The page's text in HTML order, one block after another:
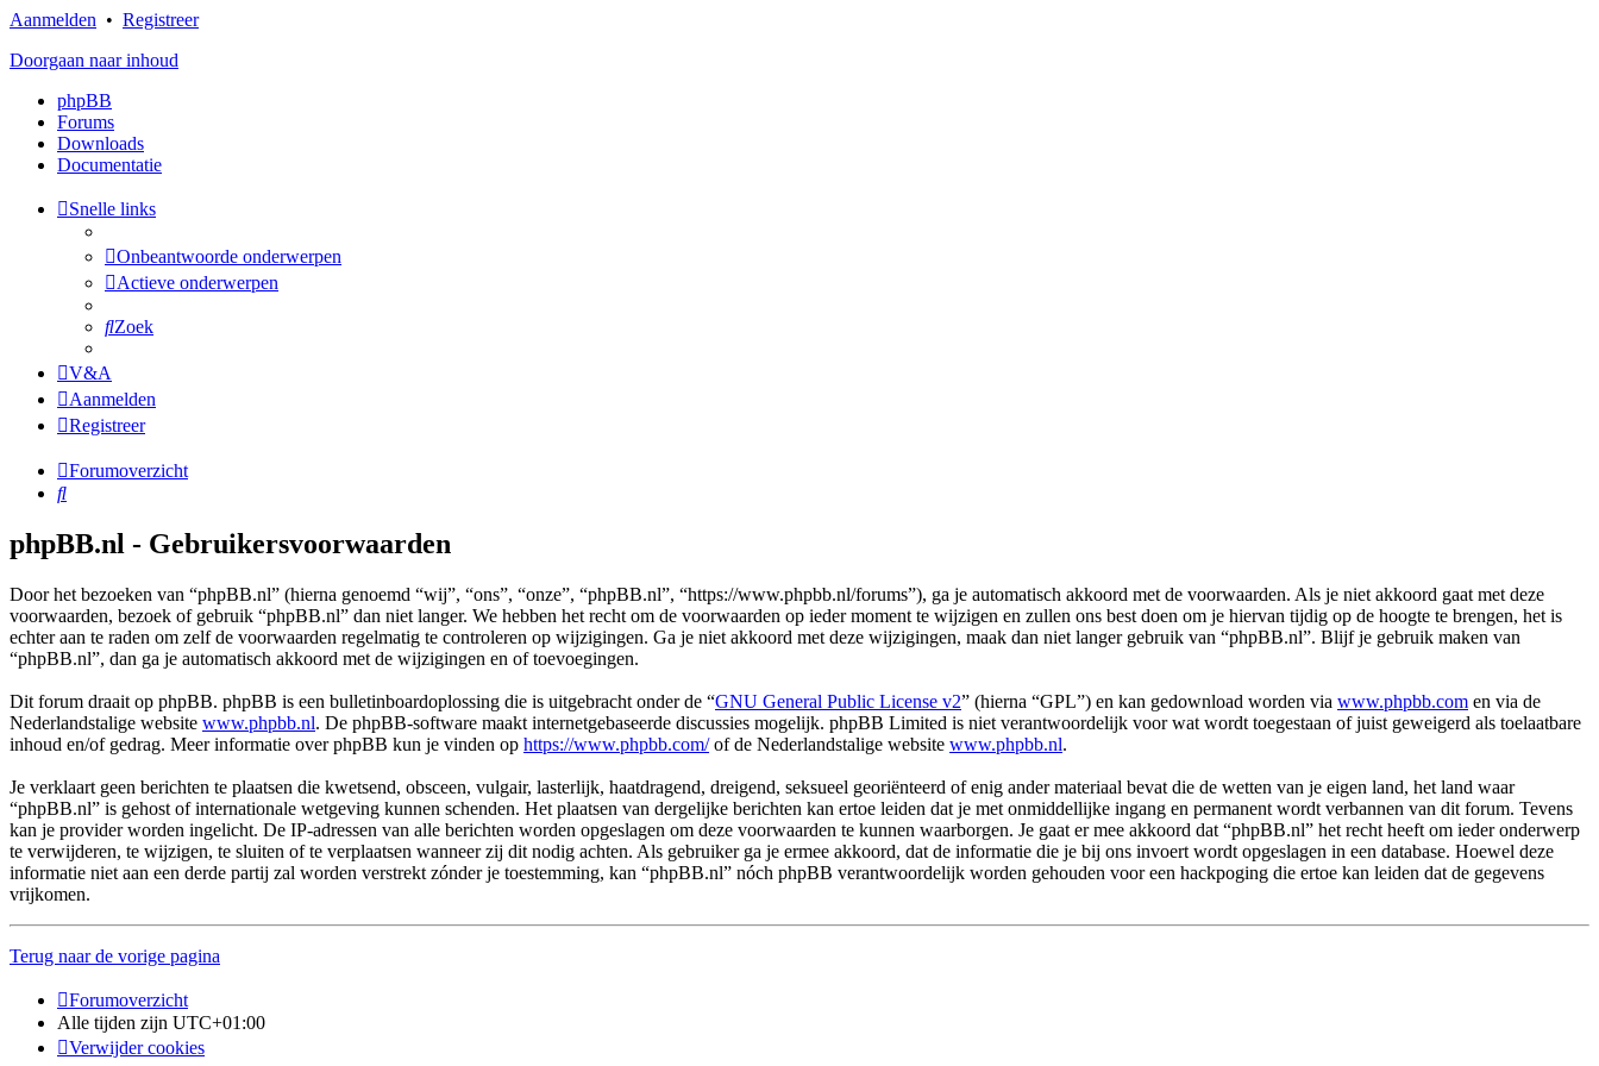
Aanmelden • Registreer
Doorgaan naar inhoud
phpBB
Forums
Downloads
Documentatie
Snelle links
Onbeantwoorde onderwerpen
Actieve onderwerpen
Zoek
V&A
Aanmelden
Registreer
Forumoverzicht
Zoek
phpBB.nl - Gebruikersvoorwaarden
Door het bezoeken van “phpBB.nl” (hierna genoemd “wij”, “ons”, “onze”, “phpBB.nl”, “https://www.phpbb.nl/forums”), ga je automatisch akkoord met de voorwaarden. Als je niet akkoord gaat met deze
voorwaarden, bezoek of gebruik “phpBB.nl” dan niet langer. We hebben het recht om de voorwaarden op ieder moment te wijzigen en zullen ons best doen om je hiervan tijdig op de hoogte te brengen, het is
echter aan te raden om zelf de voorwaarden regelmatig te controleren op wijzigingen. Ga je niet akkoord met deze wijzigingen, maak dan niet langer gebruik van “phpBB.nl”. Blijf je gebruik maken van
“phpBB.nl”, dan ga je automatisch akkoord met de wijzigingen en of toevoegingen.
Dit forum draait op phpBB. phpBB is een bulletinboardoplossing die is uitgebracht onder de “GNU General Public License v2” (hierna “GPL”) en kan gedownload worden via www.phpbb.com en via de
Nederlandstalige website www.phpbb.nl. De phpBB-software maakt internetgebaseerde discussies mogelijk. phpBB Limited is niet verantwoordelijk voor wat wordt toegestaan of juist geweigerd als toelaatbare
inhoud en/of gedrag. Meer informatie over phpBB kun je vinden op https://www.phpbb.com/of de Nederlandstalige website www.phpbb.nl.
Je verklaart geen berichten te plaatsen die kwetsend, obsceen, vulgair, lasterlijk, haatdragend, dreigend, seksueel georiënteerd of enig ander materiaal bevat die de wetten van je eigen land, het land waar
“phpBB.nl” is gehost of internationale wetgeving kunnen schenden. Het plaatsen van dergelijke berichten kan ertoe leiden dat je met onmiddellijke ingang en permanent wordt verbannen van dit forum. Tevens
kan je provider worden ingelicht. De IP-adressen van alle berichten worden opgeslagen om deze voorwaarden te kunnen waarborgen. Je gaat er mee akkoord dat “phpBB.nl” het recht heeft om ieder onderwerp
te verwijderen, te wijzigen, te sluiten of te verplaatsen wanneer zij dit nodig achten. Als gebruiker ga je ermee akkoord, dat de informatie die je bij ons invoert wordt opgeslagen in een database. Hoewel deze
informatie niet aan een derde partij zal worden verstrekt zónder je toestemming, kan “phpBB.nl” nóch phpBB verantwoordelijk worden gehouden voor een hackpoging die ertoe kan leiden dat de gegevens
vrijkomen.
Terug naar de vorige pagina
Forumoverzicht
Alle tijden zijn UTC+01:00
Verwijder cookies